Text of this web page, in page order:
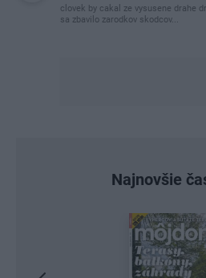
clovek by cakal ze vysusene drahe
sa zbavilo zarodkov skodcov...
Najnovšie